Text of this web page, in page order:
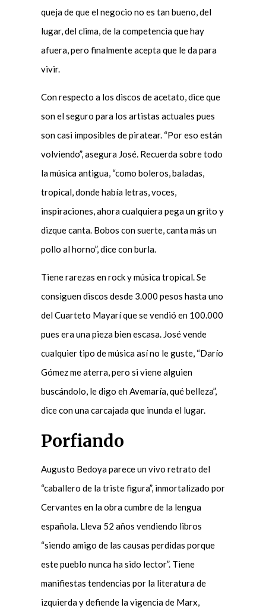
queja de que el negocio no es tan bueno, del
lugar, del clima, de la competencia que hay
afuera, pero finalmente acepta que le da para
vivir.
Con respecto a los discos de acetato, dice que
son el seguro para los artistas actuales pues
son casi imposibles de piratear. “Por eso están
volviendo”, asegura José. Recuerda sobre todo
la música antigua, “como boleros, baladas,
tropical, donde había letras, voces,
inspiraciones, ahora cualquiera pega un grito y
dizque canta. Bobos con suerte, canta más un
pollo al horno”, dice con burla.
Tiene rarezas en rock y música tropical. Se
consiguen discos desde 3.000 pesos hasta uno
del Cuarteto Mayarí que se vendió en 100.000
pues era una pieza bien escasa. José vende
cualquier tipo de música así no le guste, “Darío
Gómez me aterra, pero si viene alguien
buscándolo, le digo eh Avemaría, qué belleza”,
dice con una carcajada que inunda el lugar.
Porfiando
Augusto Bedoya parece un vivo retrato del
“caballero de la triste figura”, inmortalizado por
Cervantes en la obra cumbre de la lengua
española. Lleva 52 años vendiendo libros
“siendo amigo de las causas perdidas porque
este pueblo nunca ha sido lector”. Tiene
manifiestas tendencias por la literatura de
izquierda y defiende la vigencia de Marx,